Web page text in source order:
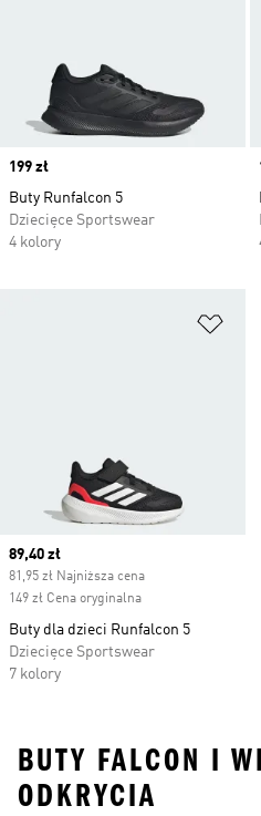
Price
199 zł
Buty Runfalcon 5
Dziecięce Sportswear
4 kolory
Current price
89,40 zł
81,95 zł Najniższa cena
149 zł Cena oryginalna
Buty dla dzieci Runfalcon 5
Dziecięce Sportswear
7 kolory
BUTY FALCON I
ODKRYCIA